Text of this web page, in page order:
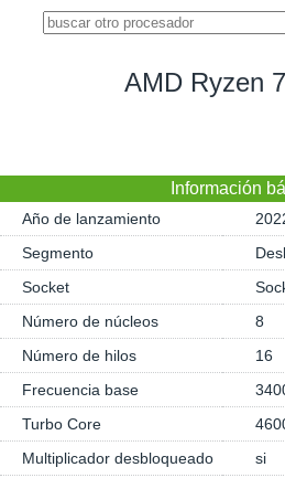
AMD Ryzen
Información
Año de lanzamiento
Segmento
Socket
Número de núcleos
8
Número de hilos
16
Frecuencia base
Turbo Core
Multiplicador desbloqueado
si